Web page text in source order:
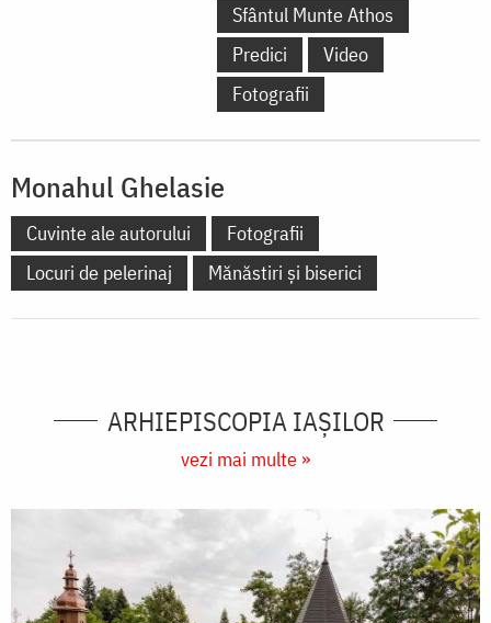
Sfântul Munte Athos
Predici
Video
Fotografii
Monahul Ghelasie
Cuvinte ale autorului
Fotografii
Locuri de pelerinaj
Mănăstiri și biserici
ARHIEPISCOPIA IAŞILOR
vezi mai multe »